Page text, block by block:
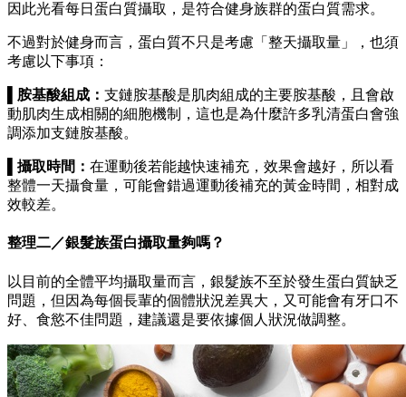
因此光看每日蛋白質攝取，是符合健身族群的蛋白質需求。
不過對於健身而言，蛋白質不只是考慮「整天攝取量」，也須
考慮以下事項：
胺基酸組成： 支鏈胺基酸是肌肉組成的主要胺基酸，且會啟
動肌肉生成相關的細胞機制，這也是為什麼許多乳清蛋白會強
調添加支鏈胺基酸。
攝取時間： 在運動後若能越快速補充，效果會越好，所以看
整體一天攝食量，可能會錯過運動後補充的黃金時間，相對成
效較差。
整理二／銀髮族蛋白攝取量夠嗎？
以目前的全體平均攝取量而言，銀髮族不至於發生蛋白質缺乏
問題，但因為每個長輩的個體狀況差異大，又可能會有牙口不
好、食慾不佳問題，建議還是要依據個人狀況做調整。